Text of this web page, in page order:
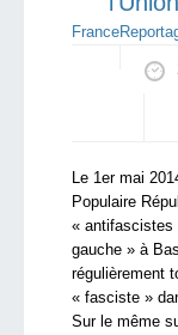
France
Le 1er mai
Populaire
« antifascistes
gauche » à
régulièrement
« fasciste »
Sur le même